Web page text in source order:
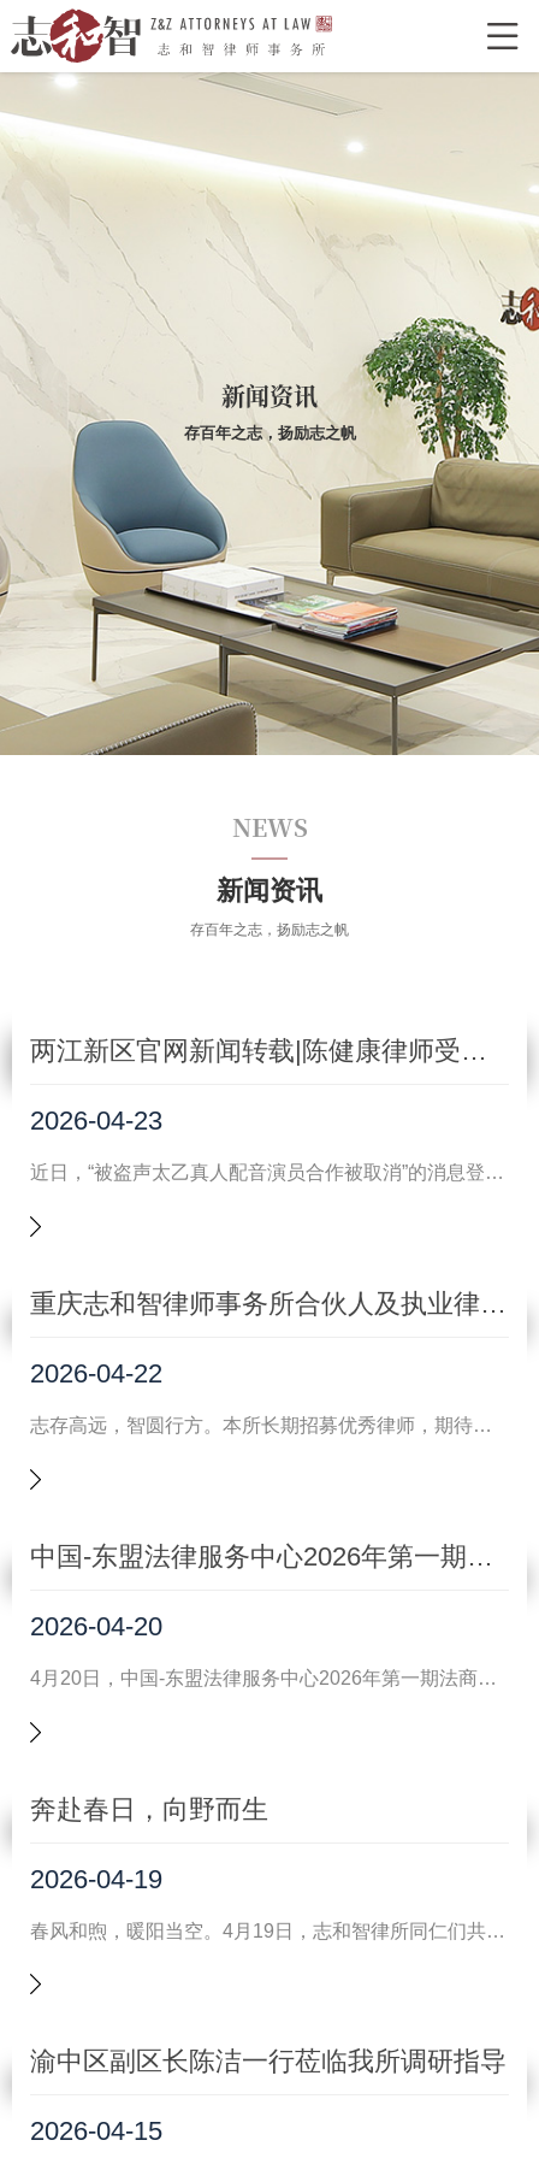

网站首页
走进志和智
特色型服务 合作单位
志和智律师
合伙人 执业律师
业务领域
经典案例
新闻资讯
律所党建
联系我们
新闻资讯
存百年之志，扬励志之帆
NEWS
新闻资讯
存百年之志，扬励志之帆
两江新区官网新闻转载|陈健康律师受访：AI时代如何避免声音侵权？
2026-04-23
近日，“被盗声太乙真人配音演员合作被取消”的消息登上微博热搜，将AI侵权问题推向公众视野。
重庆志和智律师事务所合伙人及执业律师招募启事
2026-04-22
志存高远，智圆行方。本所长期招募优秀律师，期待与您同心同行，共赴未来！
中国-东盟法律服务中心2026年第一期法商融合沙龙圆满举行
2026-04-20
4月20日，中国-东盟法律服务中心2026年第一期法商融合沙龙在志和智律所圆满举行。本次活动由重庆市渝中区司法
奔赴春日，向野而生
2026-04-19
春风和煦，暖阳当空。4月19日，志和智律所同仁们共赴小森林露营地，开启了一场以“向野而生 玩在一起”为主题的春
渝中区副区长陈洁一行莅临我所调研指导
2026-04-15